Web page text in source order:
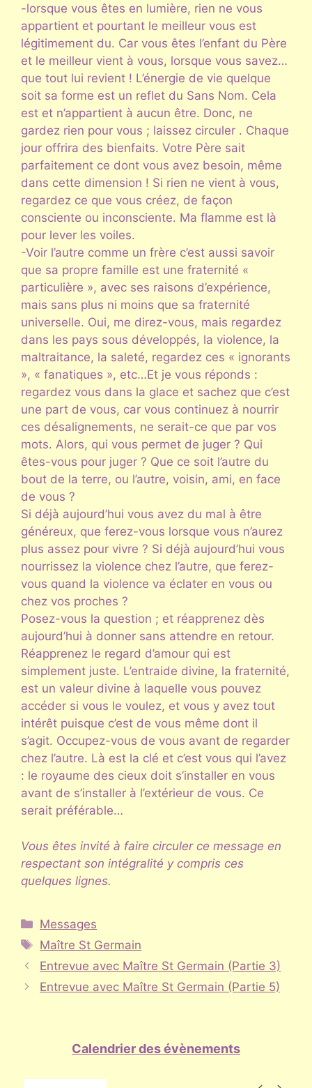
-lorsque vous êtes en lumière, rien ne vous
appartient et pourtant le meilleur vous est
légitimement du. Car vous êtes l’enfant du Père
et le meilleur vient à vous, lorsque vous savez…
que tout lui revient ! L’énergie de vie quelque
soit sa forme est un reflet du Sans Nom. Cela
est et n’appartient à aucun être. Donc, ne
gardez rien pour vous ; laissez circuler . Chaque
jour offrira des bienfaits. Votre Père sait
parfaitement ce dont vous avez besoin, même
dans cette dimension ! Si rien ne vient à vous,
regardez ce que vous créez, de façon
consciente ou inconsciente. Ma flamme est là
pour lever les voiles.
-Voir l’autre comme un frère c’est aussi savoir
que sa propre famille est une fraternité «
particulière », avec ses raisons d’expérience,
mais sans plus ni moins que sa fraternité
universelle. Oui, me direz-vous, mais regardez
dans les pays sous développés, la violence, la
maltraitance, la saleté, regardez ces « ignorants
», « fanatiques », etc…Et je vous réponds :
regardez vous dans la glace et sachez que c’est
une part de vous, car vous continuez à nourrir
ces désalignements, ne serait-ce que par vos
mots. Alors, qui vous permet de juger ? Qui
êtes-vous pour juger ? Que ce soit l’autre du
bout de la terre, ou l’autre, voisin, ami, en face
de vous ?
Si déjà aujourd’hui vous avez du mal à être
généreux, que ferez-vous lorsque vous n’aurez
plus assez pour vivre ? Si déjà aujourd’hui vous
nourrissez la violence chez l’autre, que ferez-
vous quand la violence va éclater en vous ou
chez vos proches ?
Posez-vous la question ; et réapprenez dès
aujourd’hui à donner sans attendre en retour.
Réapprenez le regard d’amour qui est
simplement juste. L’entraide divine, la fraternité,
est un valeur divine à laquelle vous pouvez
accéder si vous le voulez, et vous y avez tout
intérêt puisque c’est de vous même dont il
s’agit. Occupez-vous de vous avant de regarder
chez l’autre. Là est la clé et c’est vous qui l’avez
: le royaume des cieux doit s’installer en vous
avant de s’installer à l’extérieur de vous. Ce
serait préférable…
Vous êtes invité à faire circuler ce message en
respectant son intégralité y compris ces
quelques lignes.
Catégories
Messages
Étiquettes
Maître St Germain
Entrevue avec Maître St Germain (Partie 3)
Entrevue avec Maître St Germain (Partie 5)
Calendrier des évènements